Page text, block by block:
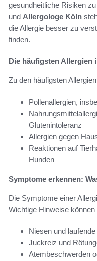
gesundheitliche Risiken
und Allergologe Köln
die Allergie besser zu
finden.
Die häufigsten Allergien
Zu den häufigsten
Pollenallergien,
Glutenintoleranz
Allergien gegen
Reaktionen auf
Hunden
Symptome erkennen:
Die Symptome einer
Wichtige Hinweise können
Niesen und
Juckreiz und
Atembeschwerden